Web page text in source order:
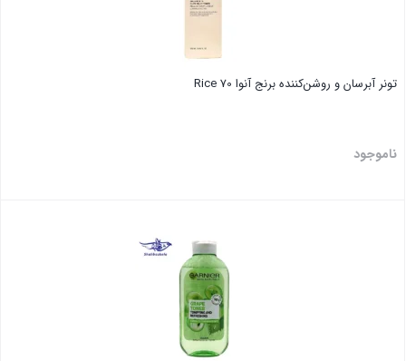
تونر آبرسان و روشن‌کننده برنج آنوا Rice 70
ناموجود